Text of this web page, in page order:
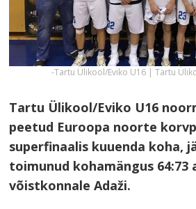
-Tartu Ülikool/Eviko U16 | Tartu
Tartu Ülikool/Eviko U16
peetud Euroopa noorte
superfinaalis kuuenda koha,
toimunud kohamängus 64:73
võistkonnale Adaži.